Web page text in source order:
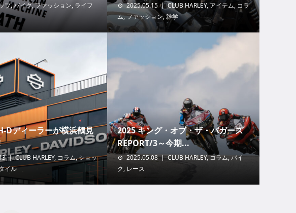
プ,バイク,ファッション, ライフ
2025.05.15 CLUB HARLEY, アイテム, コラ
ム,ファッション,雑学
Dディーラーが横浜鶴見
CLUB HARLEY, コラム,ショッ
イル
2025 キング・オブ・ザ・バガーズ
REPORT/3～今期...
2025.05.08 CLUB HARLEY,コラム,バイ
ク, レース